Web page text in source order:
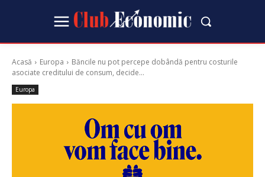
Acasă Europa
Băncile nu pot percepe dobândă pentru costurile
asociate creditului de consum, decide...
Europa